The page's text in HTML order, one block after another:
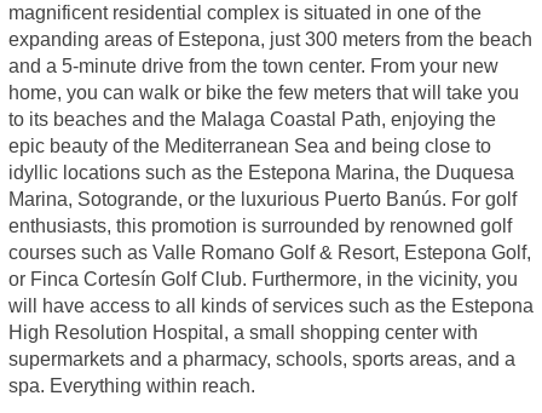
magnificent residential complex is situated in one of the
expanding areas of Estepona, just 300 meters from the beach
and a 5-minute drive from the town center. From your new
home, you can walk or bike the few meters that will take you
to its beaches and the Malaga Coastal Path, enjoying the
epic beauty of the Mediterranean Sea and being close to
idyllic locations such as the Estepona Marina, the Duquesa
Marina, Sotogrande, or the luxurious Puerto Banús. For golf
enthusiasts, this promotion is surrounded by renowned golf
courses such as Valle Romano Golf & Resort, Estepona Golf,
or Finca Cortesín Golf Club. Furthermore, in the vicinity, you
will have access to all kinds of services such as the Estepona
High Resolution Hospital, a small shopping center with
supermarkets and a pharmacy, schools, sports areas, and a
spa. Everything within reach.